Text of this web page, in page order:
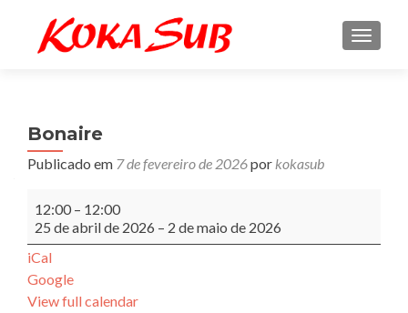
Bonaire
Publicado em 7 de fevereiro de 2026por kokasub
12:00 – 12:00
25 de abril de 2026 – 2 de maio de 2026
iCal
Google
View full calendar